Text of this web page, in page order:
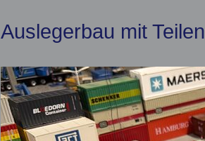
Auslegerbau mit